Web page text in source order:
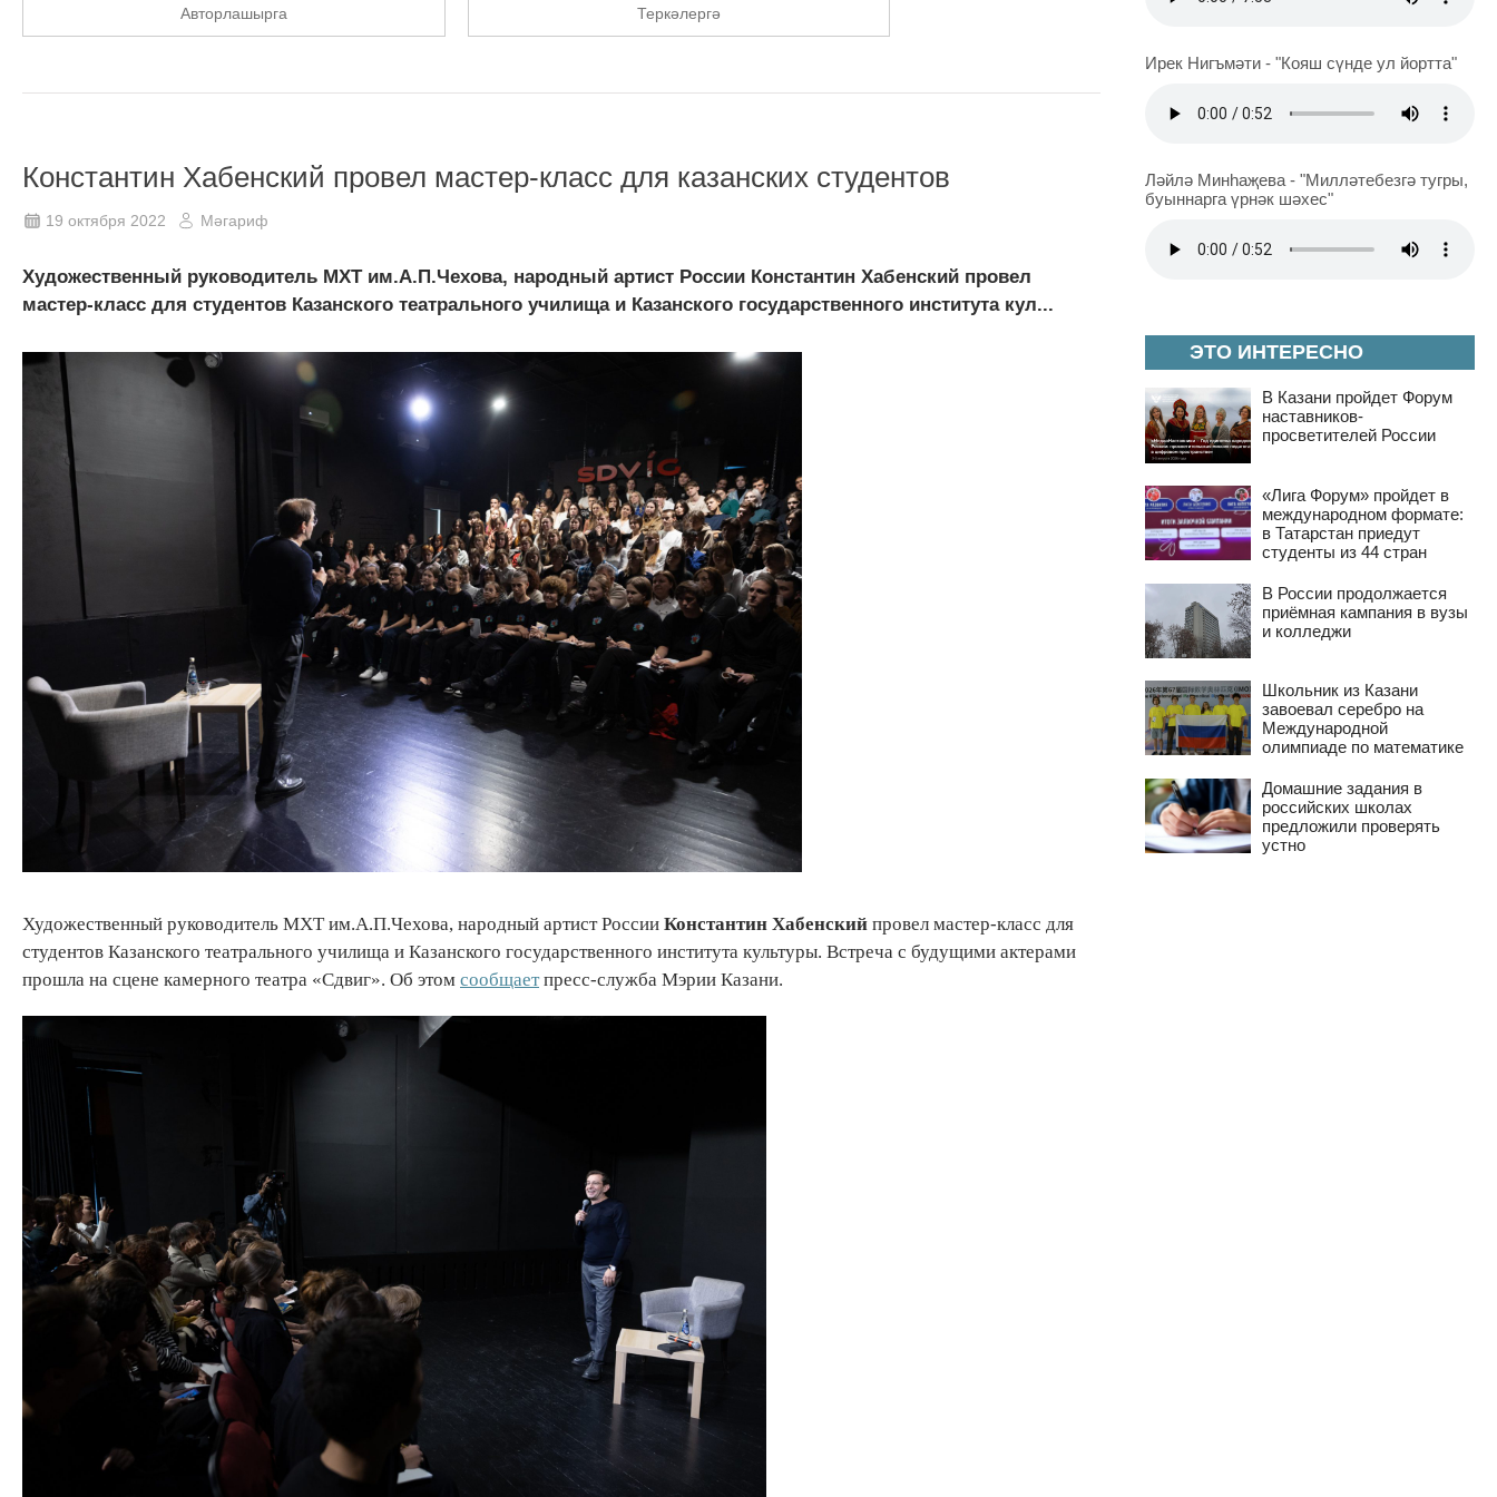
Авторлашырга Теркәлергә
Константин Хабенский провел мастер-класс для казанских студентов
19 октября 2022 Мәгариф
Художественный руководитель МХТ им.А.П.Чехова, народный артист России Константин Хабенский провел
мастер-класс для студентов Казанского театрального училища и Казанского государственного института кул...
Художественный руководитель МХТ им.А.П.Чехова, народный артист России Константин Хабенский провел мастер-класс для
студентов Казанского театрального училища и Казанского государственного института культуры. Встреча с будущими актерами
прошла на сцене камерного театра «Сдвиг». Об этом сообщаетпресс-служба Мэрии Казани.
ЭТО ИНТЕРЕСНО
В Казани пройдет Форум
наставников-
просветителей России
«Лига Форум» пройдет в
международном формате:
в Татарстан приедут
студенты из 44 стран
В России продолжается
приёмная кампания в вузы
и колледжи
Школьник из Казани
завоевал серебро на
Международной
олимпиаде по математике
Домашние задания в
российских школах
предложили проверять
устно
Ирек Нигъмәти - "Кояш сүнде ул йортта"
Ләйлә Минһаҗева - "Милләтебезгә тугры,
буыннарга үрнәк шәхес"